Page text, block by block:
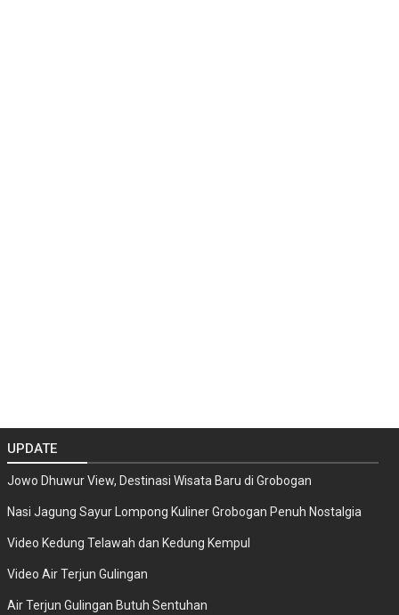
UPDATE
Jowo Dhuwur View, Destinasi Wisata Baru di Grobogan
Nasi Jagung Sayur Lompong Kuliner Grobogan Penuh Nostalgia
Video Kedung Telawah dan Kedung Kempul
Video Air Terjun Gulingan
Air Terjun Gulingan Butuh Sentuhan